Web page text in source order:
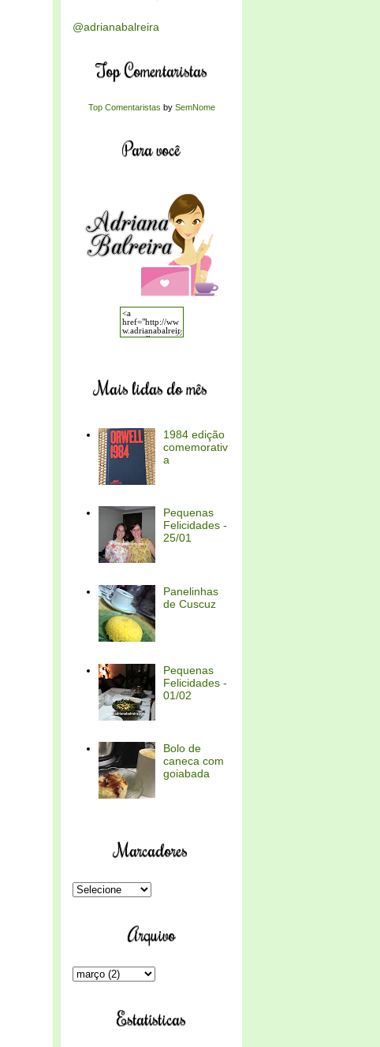
@adrianabalreira
Top Comentaristas
Top Comentaristas by SemNome
Para você
Mais lidas do mês
1984 edição
comemorativ
a
Pequenas
Felicidades -
25/01
Panelinhas
de Cuscuz
Pequenas
Felicidades -
01/02
Bolo de
caneca com
goiabada
Marcadores
Arquivo
Estatísticas